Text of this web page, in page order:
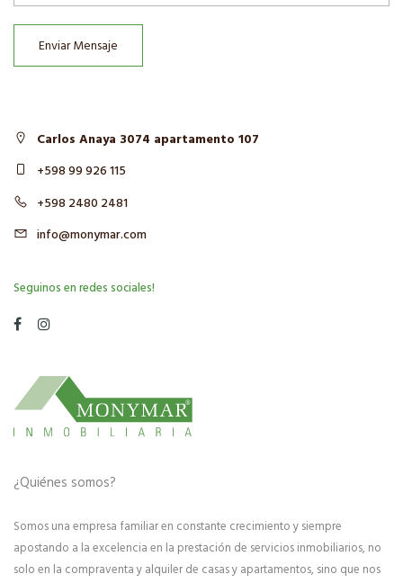
Enviar Mensaje
Carlos Anaya 3074 apartamento 107
+598 99 926 115
+598 2480 2481
info@monymar.com
Seguinos en redes sociales!
¿Quiénes somos?
Somos una empresa familiar en constante crecimiento y siempre
apostando a la excelencia en la prestación de servicios inmobiliarios, no
solo en la compraventa y alquiler de casas y apartamentos, sino que nos